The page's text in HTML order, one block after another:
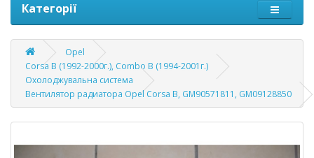
Категорії
Opel
Corsa B (1992-2000г.), Combo B (1994-2001г.)
Охолоджувальна система
Вентилятор радиатора Opel Corsa B, GM90571811, GM09128850